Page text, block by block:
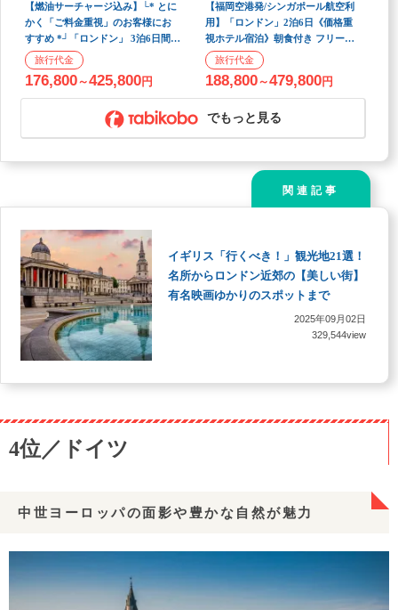
【燃油サーチャージ込み】└* とに
かく「ご料金重視」のお客様にお
すすめ *┘「ロンドン」 3泊6日間
【成田夜発/マレーシア航空利用】
176,800～425,800円
【福岡空港発/シンガポール航空利
用】「ロンドン」2泊6日《価格重
視ホテル宿泊》朝食付き フリープ
ラン
188,800～479,800円
でもっと見る
関連記事
イギリス「行くべき！」観光地21選！
名所からロンドン近郊の【美しい街】
有名映画ゆかりのスポットまで
2025年09月02日
329,544view
4位／ドイツ
中世ヨーロッパの面影や豊かな自然が魅力